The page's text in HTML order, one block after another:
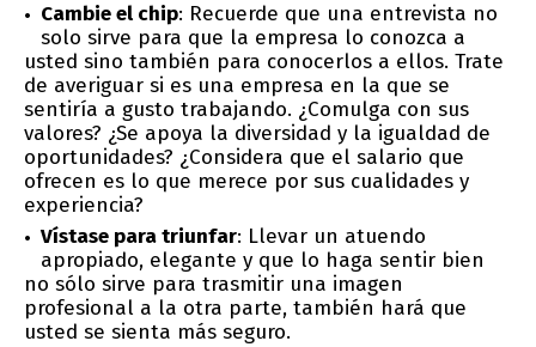
Cambie el chip: Recuerde que una entrevista no
solo sirve para que la empresa lo conozca a
usted sino también para conocerlos a ellos. Trate
de averiguar si es una empresa en la que se
sentiría a gusto trabajando. ¿Comulga con sus
valores? ¿Se apoya la diversidad y la igualdad de
oportunidades? ¿Considera que el salario que
ofrecen es lo que merece por sus cualidades y
experiencia?
Vístase para triunfar: Llevar un atuendo
apropiado, elegante y que lo haga sentir bien
no sólo sirve para trasmitir una imagen
profesional a la otra parte, también hará que
usted se sienta más seguro.